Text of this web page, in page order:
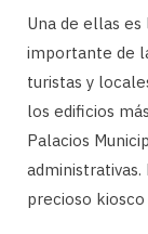
Una de ellas es
importante de
turistas y
los edificios
Palacios
precioso